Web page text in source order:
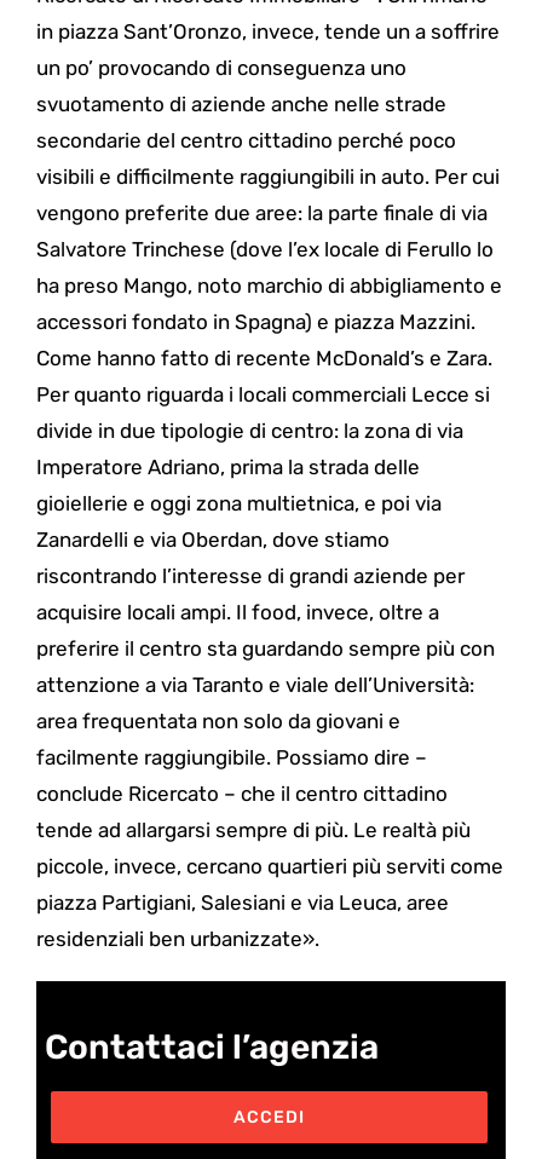
in piazza Sant’Oronzo, invece, tende un a soffrire
un po’ provocando di conseguenza uno
svuotamento di aziende anche nelle strade
secondarie del centro cittadino perché poco
visibili e difficilmente raggiungibili in auto. Per cui
vengono preferite due aree: la parte finale di via
Salvatore Trinchese (dove l’ex locale di Ferullo lo
ha preso Mango, noto marchio di abbigliamento e
accessori fondato in Spagna) e piazza Mazzini.
Come hanno fatto di recente McDonald’s e Zara.
Per quanto riguarda i locali commerciali Lecce si
divide in due tipologie di centro: la zona di via
Imperatore Adriano, prima la strada delle
gioiellerie e oggi zona multietnica, e poi via
Zanardelli e via Oberdan, dove stiamo
riscontrando l’interesse di grandi aziende per
acquisire locali ampi. Il food, invece, oltre a
preferire il centro sta guardando sempre più con
attenzione a via Taranto e viale dell’Università:
area frequentata non solo da giovani e
facilmente raggiungibile. Possiamo dire –
conclude Ricercato – che il centro cittadino
tende ad allargarsi sempre di più. Le realtà più
piccole, invece, cercano quartieri più serviti come
piazza Partigiani, Salesiani e via Leuca, aree
residenziali ben urbanizzate».
Contattaci l’agenzia
ACCEDI